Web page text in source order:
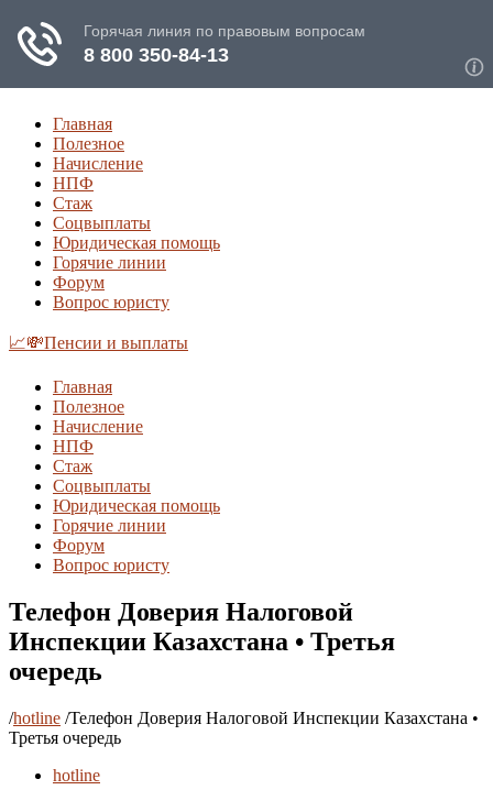
Главная
Полезное
Начисление
НПФ
Стаж
Соцвыплаты
Юридическая помощь
Горячие линии
Форум
Вопрос юристу
📈💸Пенсии и выплаты
Главная
Полезное
Начисление
НПФ
Стаж
Соцвыплаты
Юридическая помощь
Горячие линии
Форум
Вопрос юристу
Телефон Доверия Налоговой
Инспекции Казахстана • Третья
очередь
/hotline /Телефон Доверия Налоговой Инспекции Казахстана •
Третья очередь
hotline